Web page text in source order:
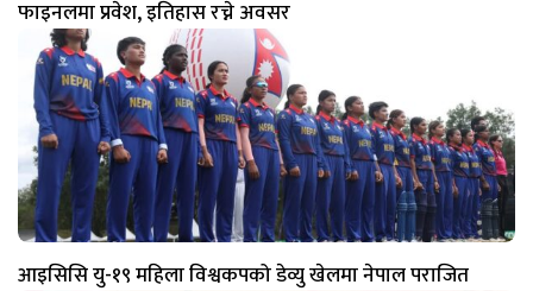
फाइनलमा प्रवेश, इतिहास रच्ने अवसर
आइसिसि यु-१९ महिला विश्वकपको डेव्यु खेलमा नेपाल पराजित